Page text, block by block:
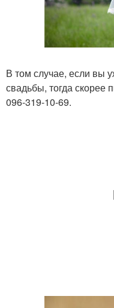
В том случае, если вы
свадьбы, тогда скорее
096-319-10-69.